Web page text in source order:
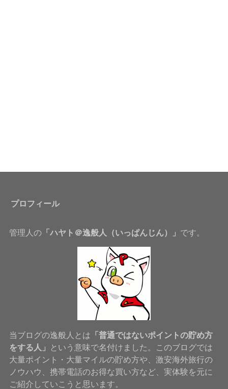
プロフィール
管理人の「ハヤト＠逸般人（いっぱんじん）」 です。
当ブログの逸般人とは 「普通ではないポイントの貯め方
をする人」
という意味で名付けました。このブログでは
大量ポイント・大量マイルの貯め方や、激安海外旅行の
ノウハウ、携帯電話のお得な買い方など、実体験を元に
ご紹介していこうと思います。